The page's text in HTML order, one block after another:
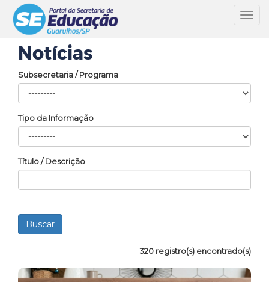
Notícias
Subsecretaria / Programa
Tipo da Informação
Título / Descrição
320 registro(s) encontrado(s)